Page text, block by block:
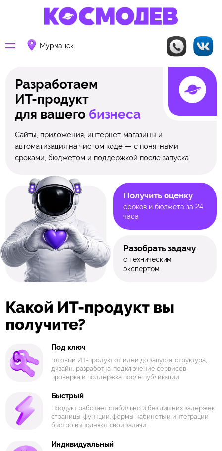
Мурманск
Разработаем
ИТ-продукт
для вашего бизнеса
Сайты, приложения, интернет-магазины и
автоматизация на чистом коде — с понятными
сроками, бюджетом и поддержкой после запуска
Получить оценку
сроков и бюджета за 24
часа
Разобрать задачу
с техническим
экспертом
Какой ИТ-продукт вы
получите?
Под ключ
Готовый ИТ-продукт от идеи до запуска: структура,
дизайн, разработка, подключение сервисов,
проверка и поддержка после публикации.
Быстрый
Продукт работает стабильно и без лишних задержек:
страницы, функции, формы, кабинеты и интеграции
быстро выполняют свои задачи.
Индивидуальный